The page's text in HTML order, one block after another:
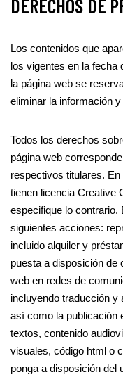
DERECHOS DE
Los contenidos que
los vigentes en la fecha
la página web se
eliminar la información
Todos los derechos
página web
respectivos titulares.
tienen licencia Creative
especifique lo contrario.
siguientes acciones:
incluido alquiler y
puesta a disposición de
web en redes de
incluyendo traducción y
así como la publicación
textos, contenido
visuales, código html o
ponga a disposición del